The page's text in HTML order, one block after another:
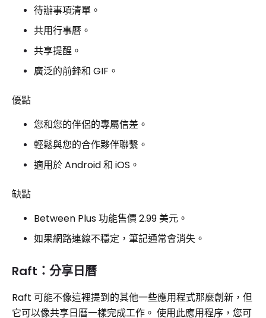
待辦事項清單。
共用行事曆。
共享提醒。
廣泛的前鋒和 GIF。
優點
您和您的伴侶的專屬信差。
輕鬆與您的合作夥伴聯繫。
適用於 Android 和 iOS。
缺點
Between Plus 功能售價 2.99 美元。
如果網路連線不穩定，筆記通常會消失。
Raft：分享日曆
Raft 可能不像這裡提到的其他一些應用程式那麼創新，但
它可以像共享日曆一樣完成工作。 使用此應用程序，您可